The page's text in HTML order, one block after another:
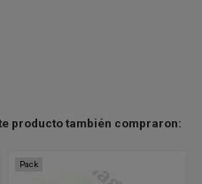
producto también compraron:
Pack